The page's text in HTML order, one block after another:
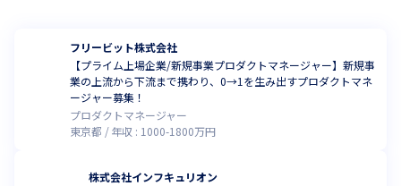
フリービット株式会社
【プライム上場企業/新規事業プロダクトマネージャー】新規事
業の上流から下流まで携わり、0→1を生み出すプロダクトマネ
ージャー募集！
プロダクトマネージャー
東京都
年収 : 1000-1800万円
株式会社インフキュリオン